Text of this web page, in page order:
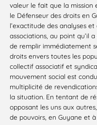
valeur le fait que la mission
le Défenseur des droits en
l’exactitude des analyses
associations, au point qu’il
de remplir immédiatement
droits envers toutes les
collectif associatif et
mouvement social est
multiplicité de
la situation. En tentant de
opposant les uns aux
de pouvoirs, en Guyane et à